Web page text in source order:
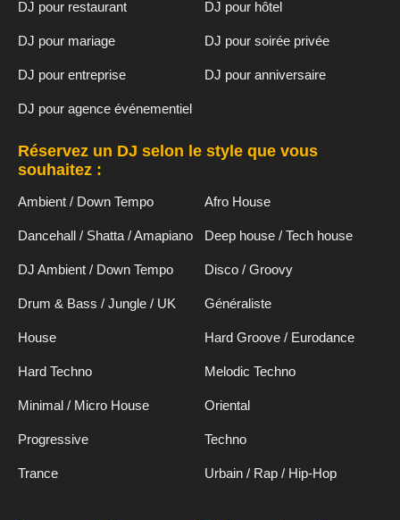
DJ pour restaurant DJ pour hôtel
DJ pour mariage DJ pour soirée privée
DJ pour entreprise DJ pour anniversaire
DJ pour agence événementiel
Réservez un DJ selon le style que vous
souhaitez :
Ambient / Down Tempo Afro House
Dancehall / Shatta / Amapiano Deep house / Tech house
DJ Ambient / Down Tempo Disco / Groovy
Drum & Bass / Jungle / UK Généraliste
House Hard Groove / Eurodance
Hard Techno Melodic Techno
Minimal / Micro House Oriental
Progressive Techno
Trance Urbain / Rap / Hip-Hop